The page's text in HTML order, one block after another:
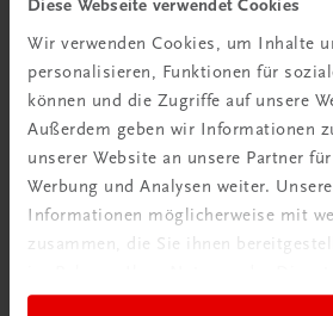
Diese Webseite verwendet Cookies
Wir verwenden Cookies, um Inhalte
personalisieren, Funktionen für
können und die Zugriffe auf unsere
Außerdem geben wir Informationen
unserer Website an unsere Partner
Werbung und Analysen weiter.
Informationen möglicherweise mit
zusammen, die Sie ihnen